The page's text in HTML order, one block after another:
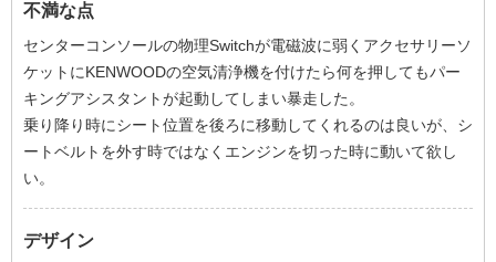
不満な点
センターコンソールの物理Switchが電磁波に弱くアクセサリーソ
ケットにKENWOODの空気清浄機を付けたら何を押してもパー
キングアシスタントが起動してしまい暴走した。
乗り降り時にシート位置を後ろに移動してくれるのは良いが、シ
ートベルトを外す時ではなくエンジンを切った時に動いて欲し
い。
デザイン